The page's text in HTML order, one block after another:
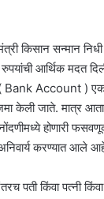
किसान सन्मान
रुपयांची आर्थिक मदत
Bank Account ) एका
केली जाते. मात्र
होणारी
करण्यात आले
पती किंवा पत्नी